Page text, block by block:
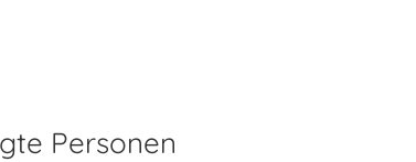
Personen